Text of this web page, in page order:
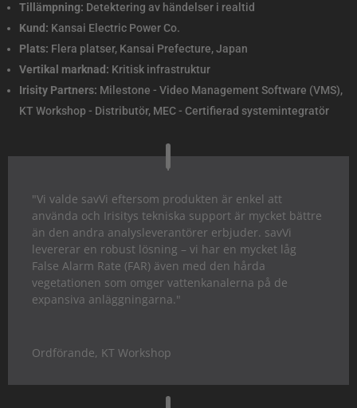
Tillämpning: Detektering av händelser i realtid
Kund: Kansai Electric Power Co.
Plats: Flera platser, Kansai Prefecture, Japan
Vertikal marknad: Kritisk infrastruktur
Irisity Partners: Milestone - Video Management Software (VMS),
KT Workshop - Distributör, MEC - Certifierad systemintegratör
"Vi valde savVi eftersom produkten är enkel att
använda och Irisitys tekniska support är mycket bättre
än den andra analysleverantörer erbjuder. savVi
levererar en robust lösning – vi har en mycket låg
False Alarm Rate (FAR) även med den hårda
vegetationen som omger vattenkanalerna på de
expansiva anläggningarna."
Ordförande, KT Workshop